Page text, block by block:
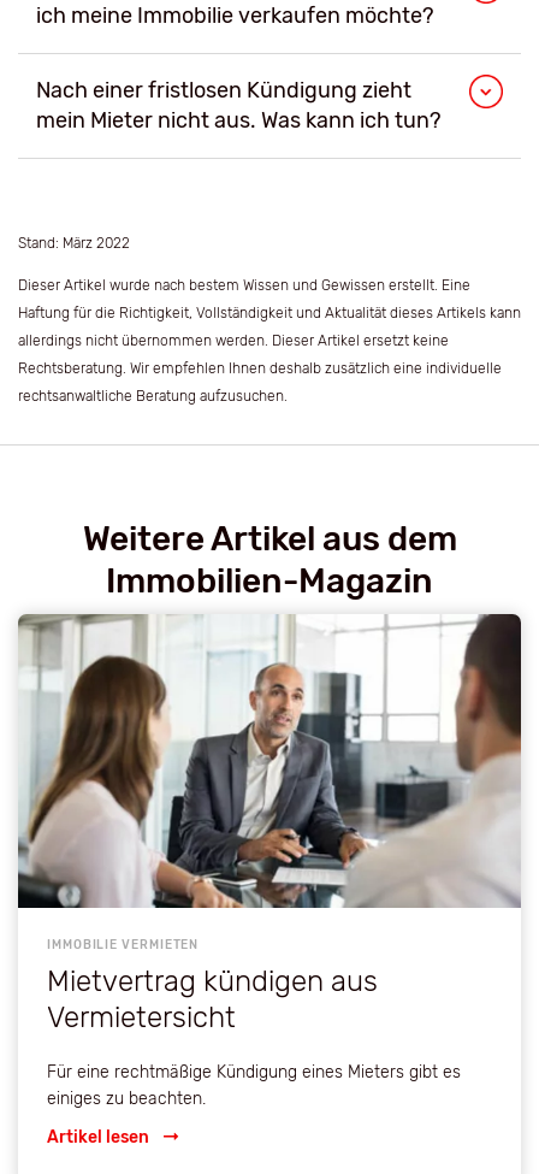
ich meine Immobilie verkaufen möchte?
Nach einer fristlosen Kündigung zieht
mein Mieter nicht aus. Was kann ich tun?
Stand: März 2022
Dieser Artikel wurde nach bestem Wissen und Gewissen erstellt. Eine
Haftung für die Richtigkeit, Vollständigkeit und Aktualität dieses Artikels kann
allerdings nicht übernommen werden. Dieser Artikel ersetzt keine
Rechtsberatung. Wir empfehlen Ihnen deshalb zusätzlich eine individuelle
rechtsanwaltliche Beratung aufzusuchen.
Weitere Artikel aus dem
Immobilien-Magazin
IMMOBILIE VERMIETEN
Mietvertrag kündigen aus
Vermietersicht
Für eine rechtmäßige Kündigung eines Mieters gibt es
einiges zu beachten.
Artikel lesen